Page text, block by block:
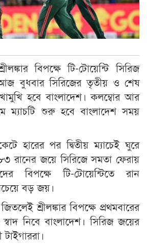
বিপক্ষে টি-টোয়েন্টি সিরিজ
বুধবার সিরিজের তৃতীয় ও শেষ
হবে বাংলাদেশ। কলম্বোর আর
ম্যাচটি শুরু হবে বাংলাদেশ সময়
হারের পর দ্বিতীয় ম্যাচেই ঘুরে
রানের জয়ে সিরিজে সমতা ফেরায়
বিপক্ষে টি-টোয়েন্টিতে রান
বড় জয়।
শ্রীলঙ্কার বিপক্ষে প্রথমবারের
নিবে বাংলাদেশ। সিরিজ জয়ের
টাইগাররা।